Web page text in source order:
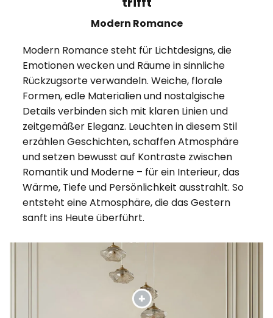
Modern Romance
Modern Romance steht für Lichtdesigns, die
Emotionen wecken und Räume in sinnliche
Rückzugsorte verwandeln. Weiche, florale
Formen, edle Materialien und nostalgische
Details verbinden sich mit klaren Linien und
zeitgemäßer Eleganz. Leuchten in diesem Stil
erzählen Geschichten, schaffen Atmosphäre
und setzen bewusst auf Kontraste zwischen
Romantik und Moderne – für ein Interieur, das
Wärme, Tiefe und Persönlichkeit ausstrahlt. So
entsteht eine Atmosphäre, die das Gestern
sanft ins Heute überführt.